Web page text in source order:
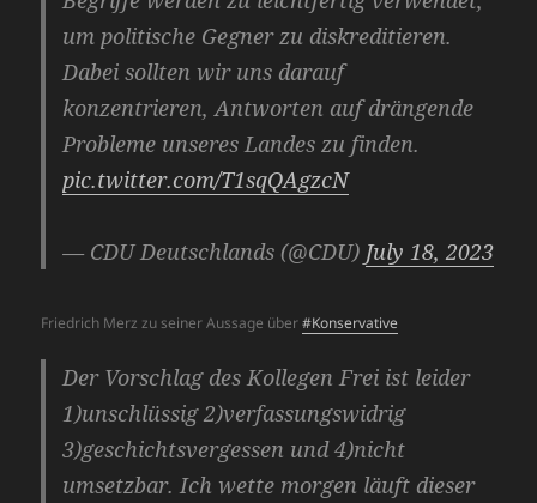
um politische Gegner zu diskreditieren.
Dabei sollten wir uns darauf
konzentrieren, Antworten auf drängende
Probleme unseres Landes zu finden.
pic.twitter.com/T1sqQAgzcN
— CDU Deutschlands (@CDU) July 18, 2023
Friedrich Merz zu seiner Aussage über#Konservative
Der Vorschlag des Kollegen Frei ist leider
1)unschlüssig 2)verfassungswidrig
3)geschichtsvergessen und 4)nicht
umsetzbar. Ich wette morgen läuft dieser